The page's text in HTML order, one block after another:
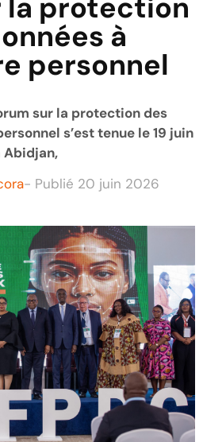
à
personnel
sur la protection des
s’est tenue le 19 juin
Abidjan,
- Publié 20 juin 2026